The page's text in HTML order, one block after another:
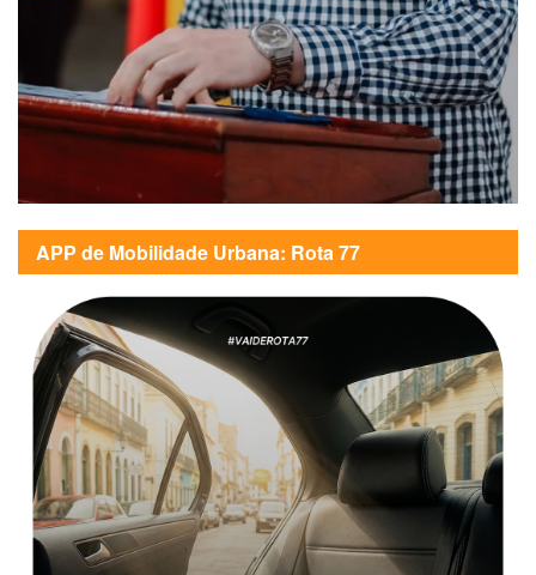
APP de Mobilidade Urbana: Rota 77